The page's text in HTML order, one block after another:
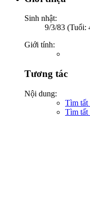
Sinh nhật:
9/3/83 (Tuổi:
Giới tính:
Tương tác
Nội dung:
Tìm tất
Tìm tất